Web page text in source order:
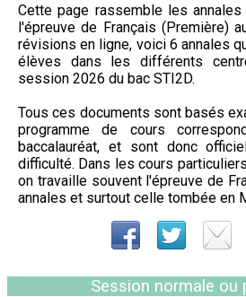
Cette page rassemble les
l'épreuve de Français (Première)
révisions en ligne, voici 6 annales
élèves dans les différents
session 2026 du bac STI2D.
Tous ces documents sont basés
programme de cours
baccalauréat, et sont donc
difficulté. Dans les cours
on travaille souvent l'épreuve de
annales et surtout celle tombée en
Session normale ou